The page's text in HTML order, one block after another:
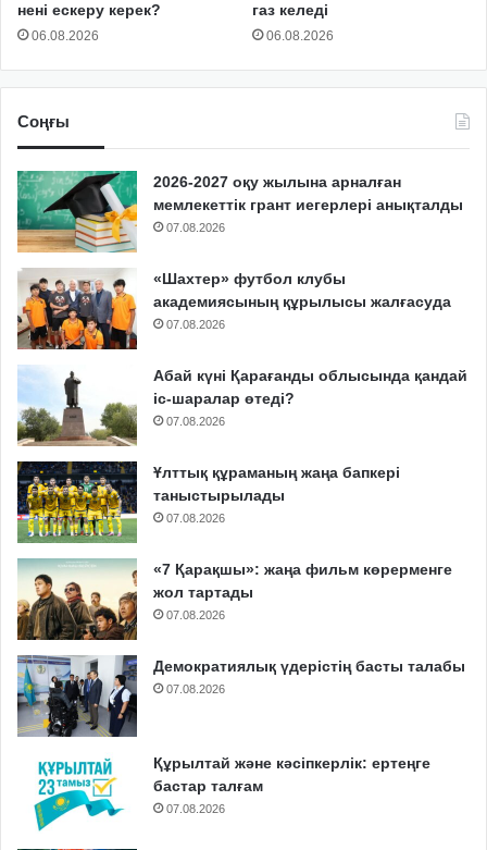
нені ескеру керек?
06.08.2026
газ келеді
06.08.2026
Соңғы
2026-2027 оқу жылына арналған
мемлекеттік грант иегерлері анықталды
07.08.2026
«Шахтер» футбол клубы
академиясының құрылысы жалғасуда
07.08.2026
Абай күні Қарағанды облысында қандай
іс-шаралар өтеді?
07.08.2026
Ұлттық құраманың жаңа бапкері
таныстырылады
07.08.2026
«7 Қарақшы»: жаңа фильм көрерменге
жол тартады
07.08.2026
Демократиялық үдерістің басты талабы
07.08.2026
Құрылтай және кәсіпкерлік: ертеңге
бастар талғам
07.08.2026